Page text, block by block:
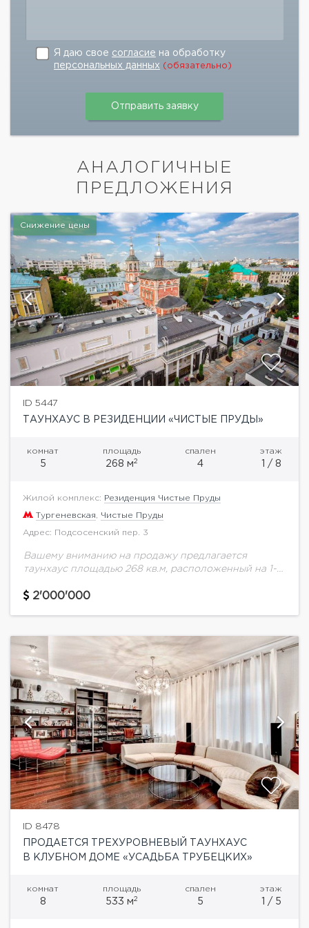
Я даю свое согласие на обработку
персональных данных (обязательно)
АНАЛОГИЧНЫЕ
ПРЕДЛОЖЕНИЯ
Снижение цены
ID 5447
ТАУНХАУС В РЕЗИДЕНЦИИ «ЧИСТЫЕ ПРУДЫ»
комнат
5
площадь
268 м2
спален
4
этаж
1 / 8
Жилой комплекс: Резиденция Чистые Пруды
Тургеневская Чистые Пруды
Адрес: Подсосенский пер. 3
Вашему вниманию на продажу предлагается
таунхаус площадью 268 кв.м, расположенный на 1-2
Отделка квартир «под ключ» выполняются с
2'000'000
ID 8478
ПРОДАЕТСЯ ТРЕХУРОВНЕВЫЙ ТАУНХАУС
В КЛУБНОМ ДОМЕ «УСАДЬБА ТРУБЕЦКИХ»
комнат
8
площадь
533 м2
спален
5
этаж
1 / 5